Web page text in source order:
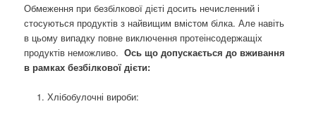
Обмеження при безбілкової дієті досить нечисленний і
стосуються продуктів з найвищим вмістом білка. Але навіть
в цьому випадку повне виключення протеінсодержащіх
продуктів неможливо. Ось що допускається до вживання
в рамках безбілкової дієти:
Хлібобулочні вироби: